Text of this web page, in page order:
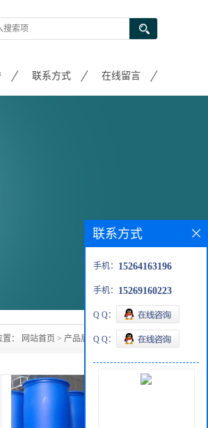
联系方式 在线留言
： 网站首页 > 产品展厅>酮类
联系方式
手机： 15264163196
手机： 15269160223
Q Q：
Q Q：